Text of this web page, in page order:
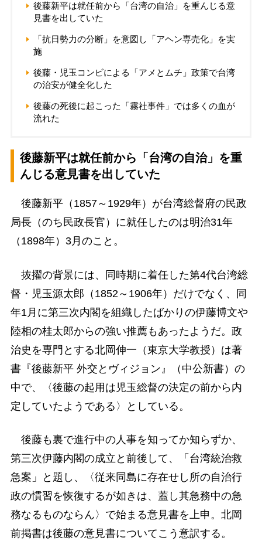
後藤新平は就任前から「台湾の自治」を重んじる意
見書を出していた
「抗日勢力の分断」を意図し「アヘン専売化」を実
施
後藤・児玉コンビによる「アメとムチ」政策で台湾
の治安が健全化した
後藤の死後に起こった「霧社事件」では多くの血が
流れた
後藤新平は就任前から「台湾の自治」を重
んじる意見書を出していた
後藤新平（1857～1929年）が台湾総督府の民政
局長（のち民政長官）に就任したのは明治31年
（1898年）3月のこと。
抜擢の背景には、同時期に着任した第4代台湾総
督・児玉源太郎（1852～1906年）だけでなく、同
年1月に第三次内閣を組織したばかりの伊藤博文や
陸相の桂太郎からの強い推薦もあったようだ。政
治史を専門とする北岡伸一（東京大学教授）は著
書『後藤新平 外交とヴィジョン』（中公新書）の
中で、〈後藤の起用は児玉総督の決定の前から内
定していたようである〉としている。
後藤も裏で進行中の人事を知ってか知らずか、
第三次伊藤内閣の成立と前後して、「台湾統治救
急案」と題し、〈従来同島に存在せし所の自治行
政の慣習を恢復するが如きは、蓋し其急務中の急
務なるものならん〉で始まる意見書を上申。北岡
前掲書は後藤の意見書についてこう意訳する。